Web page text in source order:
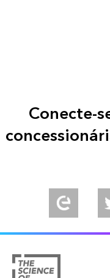
Conecte-